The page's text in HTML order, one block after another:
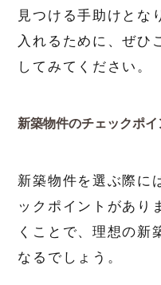
見つける手助けとな
入れるために、ぜひ
してみてください。
新築物件のチェックポイ
新築物件を選ぶ際に
ックポイントがあり
くことで、理想の新
なるでしょう。